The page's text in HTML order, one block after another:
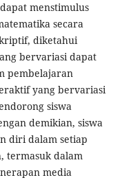
menstimulus
secara
diketahui
bervariasi dapat
pembelajaran
yang bervariasi
siswa
demikian, siswa
diri dalam setiap
termasuk dalam
media